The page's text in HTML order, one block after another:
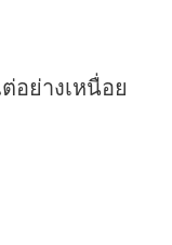
อย่างเหนื่อย